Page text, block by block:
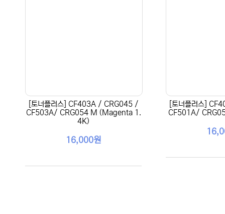
[토너플러스] CF403A / CRG045 /
CF503A/ CRG054 M (Magenta 1.
4K)
16,000원
[토너플러스]
CF501A/